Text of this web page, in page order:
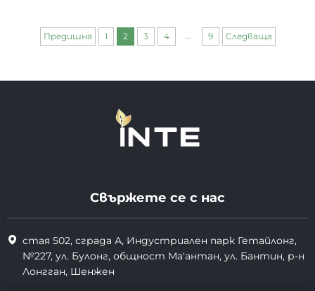
Предишна 1 2 3 4 ... 9 Следваща
Свържете се с нас
стая 502, сграда А, Индустриален парк Гетайлонг,
№227, ул. Булонг, общност Ма'антан, ул. Бантин, р-н
Лонгган, Шенжен